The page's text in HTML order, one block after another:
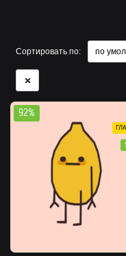
Сортировать по: по
92%